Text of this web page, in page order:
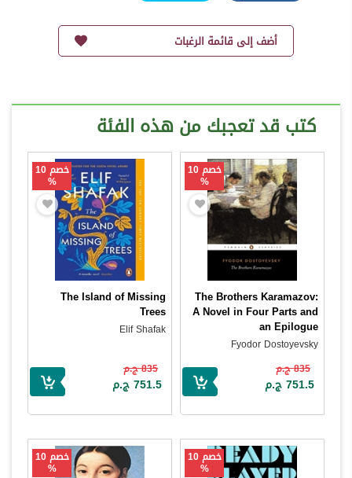
أضف إلى قائمة الرغبات
كتب قد تعجبك من هذه الفئة
خصم 10
%
The Brothers Karamazov:
A Novel in Four Parts and
an Epilogue
Fyodor Dostoyevsky
835 ج.م
751.5 ج.م
خصم 10
%
The Island of Missing
Trees
Elif Shafak
835 ج.م
751.5 ج.م
خصم 10
%
خصم 10
%